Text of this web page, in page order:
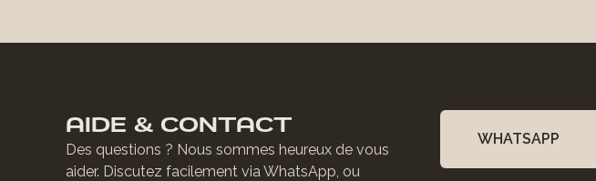
AIDE & CONTACT
Des questions ? Nous sommes heureux de vous
aider. Discutez facilement via WhatsApp, ou
WHATSAPP